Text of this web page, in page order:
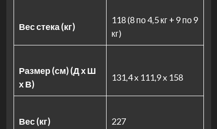
Вес стека (кг)
118 (8 по 4,5 кг + 9 по 9
кг)
Размер (см) (Д х Ш
х В)
131,4 x 111,9 x 158
Вес (кг) 227